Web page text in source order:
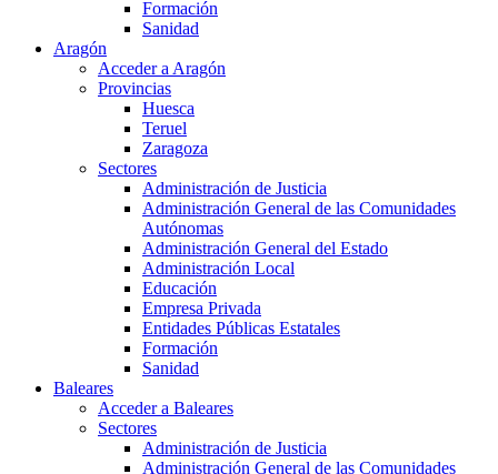
Formación
Sanidad
Aragón
Acceder a Aragón
Provincias
Huesca
Teruel
Zaragoza
Sectores
Administración de Justicia
Administración General de las Comunidades
Autónomas
Administración General del Estado
Administración Local
Educación
Empresa Privada
Entidades Públicas Estatales
Formación
Sanidad
Baleares
Acceder a Baleares
Sectores
Administración de Justicia
Administración General de las Comunidades